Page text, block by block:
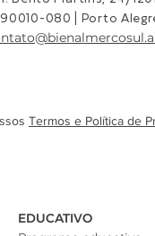
90010-080 |
Porto
Termos e Política de
EDUCATIVO